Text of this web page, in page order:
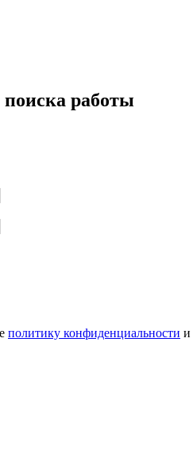
работы
политику конфиденциальности и